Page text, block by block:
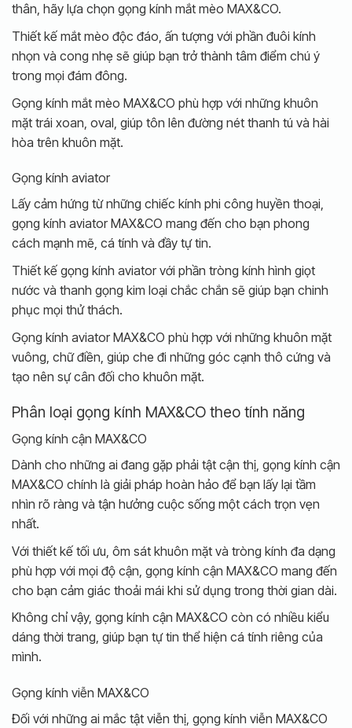
thân, hãy lựa chọn gọng kính mắt mèo MAX&CO.
Thiết kế mắt mèo độc đáo, ấn tượng với phần đuôi kính
nhọn và cong nhẹ sẽ giúp bạn trở thành tâm điểm chú ý
trong mọi đám đông.
Gọng kính mắt mèo MAX&CO phù hợp với những khuôn
mặt trái xoan, oval, giúp tôn lên đường nét thanh tú và hài
hòa trên khuôn mặt.
Gọng kính aviator
Lấy cảm hứng từ những chiếc kính phi công huyền thoại,
gọng kính aviator MAX&CO mang đến cho bạn phong
cách mạnh mẽ, cá tính và đầy tự tin.
Thiết kế gọng kính aviator với phần tròng kính hình giọt
nước và thanh gọng kim loại chắc chắn sẽ giúp bạn chinh
phục mọi thử thách.
Gọng kính aviator MAX&CO phù hợp với những khuôn mặt
vuông, chữ điền, giúp che đi những góc cạnh thô cứng và
tạo nên sự cân đối cho khuôn mặt.
Phân loại gọng kính MAX&CO theo tính năng
Gọng kính cận MAX&CO
Dành cho những ai đang gặp phải tật cận thị, gọng kính cận
MAX&CO chính là giải pháp hoàn hảo để bạn lấy lại tầm
nhìn rõ ràng và tận hưởng cuộc sống một cách trọn vẹn
nhất.
Với thiết kế tối ưu, ôm sát khuôn mặt và tròng kính đa dạng
phù hợp với mọi độ cận, gọng kính cận MAX&CO mang đến
cho bạn cảm giác thoải mái khi sử dụng trong thời gian dài.
Không chỉ vậy, gọng kính cận MAX&CO còn có nhiều kiểu
dáng thời trang, giúp bạn tự tin thể hiện cá tính riêng của
mình.
Gọng kính viễn MAX&CO
Đối với những ai mắc tật viễn thị, gọng kính viễn MAX&CO